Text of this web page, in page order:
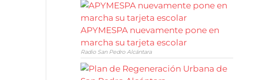
APYMESPA nuevamente pone en
marcha su tarjeta escolar
Radio San Pedro Alcántara